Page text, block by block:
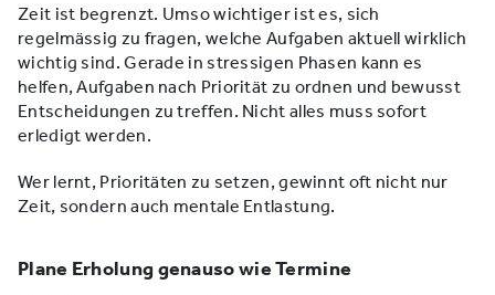
Zeit ist begrenzt. Umso wichtiger ist es, sich
regelmässig zu fragen, welche Aufgaben aktuell wirklich
wichtig sind. Gerade in stressigen Phasen kann es
helfen, Aufgaben nach Priorität zu ordnen und bewusst
Entscheidungen zu treffen. Nicht alles muss sofort
erledigt werden.
Wer lernt, Prioritäten zu setzen, gewinnt oft nicht nur
Zeit, sondern auch mentale Entlastung.
Plane Erholung genauso wie Termine